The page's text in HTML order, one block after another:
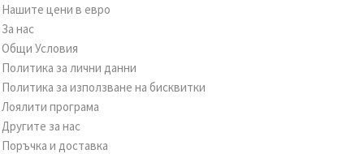
Нашите цени в евро
За нас
Общи Условия
Политика за лични данни
Политика за използване на бисквитки
Лоялити програма
Другите за нас
Поръчка и доставка